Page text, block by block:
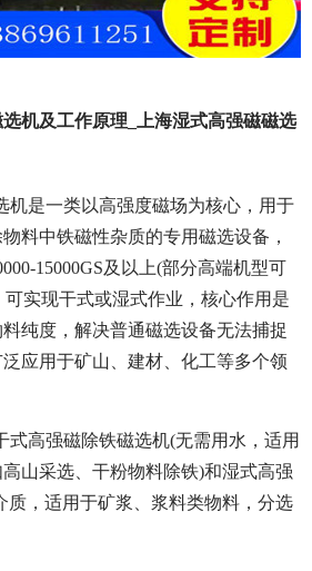
机及工作原理_上海湿式高强磁磁选
机是一类以高强度磁场为核心，用于
料中铁磁性杂质的专用磁选设备，
15000GS及以上(部分高端机型可
可实现干式或湿式作业，核心作用是
纯度，解决普通磁选设备无法捕捉
应用于矿山、建材、化工等多个领
式高强磁除铁磁选机(无需用水，适用
山采选、干粉物料除铁)和湿式高强
质，适用于矿浆、浆料类物料，分选